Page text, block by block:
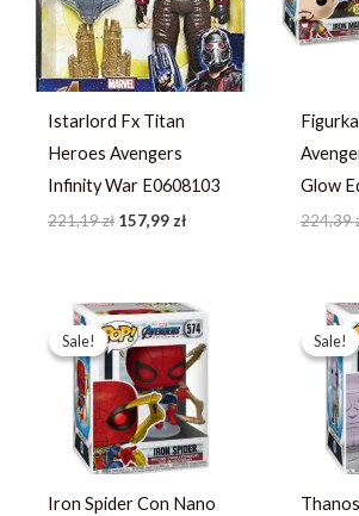
Istarlord Fx Titan
Heroes Avengers
Infinity War E0608103
221,19zł 157,99 zł
Glow
224,39
Sale!
Sale!
Iron Spider Con Nano
Pierwotna
cena
wynosiła:
96,19 zł.
Aktualna
cena
wynosi:
73,99 zł.
Sale!
Sale!